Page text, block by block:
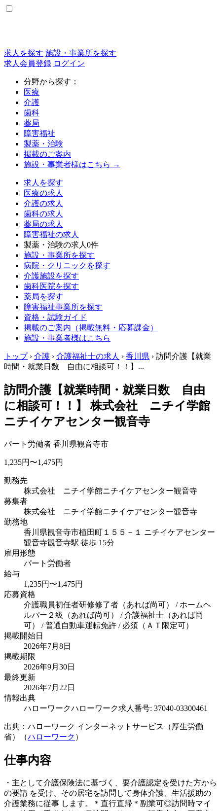
求人を探す 施設・事業所を探す
求人会員登録 ログイン
分野から探す：
医療
介護
歯科
薬局
障害福祉
製薬・治験
掲載のご案内
施設・事業者様はこちら →
求人を探す
医療の求人
介護の求人
歯科の求人
薬局の求人
障害福祉の求人
製薬・治験の求人 0件
施設・事業所を探す
病院・クリニックを探す
介護施設を探す
歯科医院を探す
薬局を探す
障害福祉事業所を探す
資格・試験ガイド
掲載のご案内（掲載無料・応募課金）
施設・事業者様はこちら
トップ › 介護 › 介護福祉士の求人 › 香川県 › 訪問介護【就業
時間・就業日数 自由に相談可！！】...
訪問介護【就業時間・就業日数 自由
に相談可！！】 株式会社 ニチイ学館
ニチイケアセンター観音寺
パート労働者 香川県観音寺市
1,235円〜1,475円
勤務先
株式会社 ニチイ学館ニチイケアセンター観音寺
募集者
株式会社 ニチイ学館ニチイケアセンター観音寺
勤務地
香川県観音寺市植田町１５５－１ ニチイケアセンター
観音寺観音寺駅 徒歩 15分
雇用形態
パート労働者
給与
1,235円〜1,475円
応募資格
介護職員初任者研修修了者（あれば尚可） / ホームヘ
ルパー２級（あれば尚可） / 介護福祉士（あれば尚
可） / 普通自動車運転免許 / 必須（ＡＴ限定可）
掲載開始日
2026年7月8日
掲載期限
2026年9月30日
最終更新
2026年7月22日
情報出典
ハローワークハローワーク求人番号: 37040-03300461
出典：ハローワーク インターネットサービス（厚生労働
省）（ハローワーク ）
仕事内容
・主として介護保険法に基づく、要介護認定を受けた方から
の要請 を受け、その居宅を訪問して身体介護、生活援助の
介護業務に従事 します。＊直行直帰＊副業可◎訪問時マイ